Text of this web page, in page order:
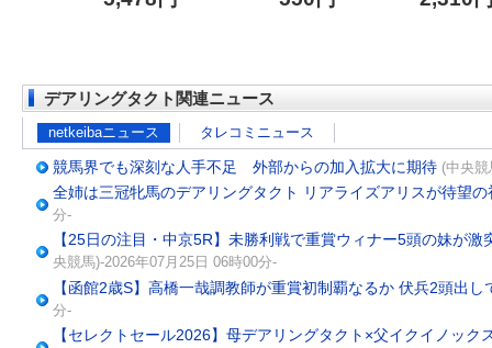
デアリングタクト関連ニュース
netkeibaニュース タレコミニュース
競馬界でも深刻な人手不足 外部からの加入拡大に期待 (中央
全姉は三冠牝馬のデアリングタクト リアライズアリスが待望の
分-
【25日の注目・中京5R】未勝利戦で重賞ウィナー5頭の妹が
央競馬)-2026年07月25日 06時00分-
【函館2歳S】高橋一哉調教師が重賞初制覇なるか 伏兵2頭出し
分-
【セレクトセール2026】母デアリングタクト×父イクイノック